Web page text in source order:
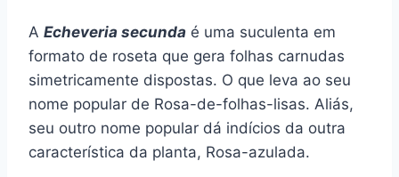
A Echeveria secunda é uma suculenta em
formato de roseta que gera folhas carnudas
simetricamente dispostas. O que leva ao seu
nome popular de Rosa-de-folhas-lisas. Aliás,
seu outro nome popular dá indícios da outra
característica da planta, Rosa-azulada.